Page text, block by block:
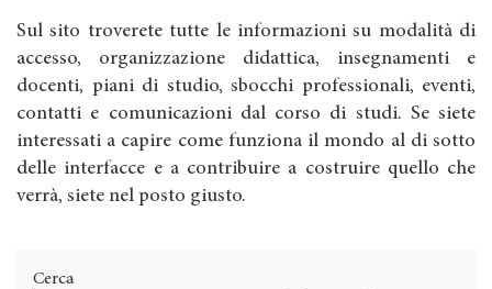
Sul sito troverete tutte le informazioni su modalità di
accesso, organizzazione didattica, insegnamenti e
docenti, piani di studio, sbocchi professionali, eventi,
contatti e comunicazioni dal corso di studi. Se siete
interessati a capire come funziona il mondo al di sotto
delle interfacce e a contribuire a costruire quello che
verrà, siete nel posto giusto.
Cerca